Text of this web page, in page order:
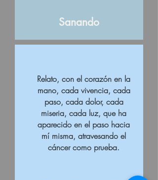
Sanando
Relato, con el corazón en la
mano, cada vivencia, cada
paso, cada dolor, cada
miseria, cada luz, que ha
aparecido en el paso hacia
mí misma, atravesando el
cáncer como prueba.